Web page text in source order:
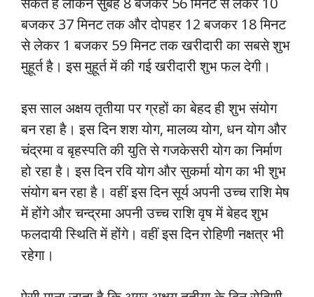
बजकर 37 मिनट तक और दोपहर 12 बजकर 18 मिनट
से लेकर 1 बजकर 59 मिनट तक खरीदारी का सबसे शुभ
मुहूर्त है। इस मुहूर्त में की गई खरीदारी शुभ फल देगी।
इस साल अक्षय तृतीया पर ग्रहों का बेहद ही शुभ संयोग
बन रहा है। इस दिन शश योग, मालव्य योग, धन योग और
चंद्रमा व बृहस्पति की युति से गजकेसरी योग का निर्माण
हो रहा है। इस दिन रवि योग और सुकर्मा योग का भी शुभ
संयोग बन रहा है। वहीं इस दिन सूर्य अपनी उच्च राशि मेष
में होंगे और चन्द्रमा अपनी उच्च राशि वृष में बेहद शुभ
फलदायी स्थिति में होंगे। वहीं इस दिन रोहिणी नक्षत्र भी
रहेगा।